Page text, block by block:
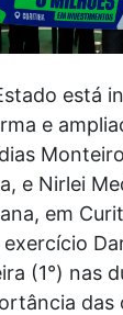
está
e
e Nirlei
em
(1°) nas
das